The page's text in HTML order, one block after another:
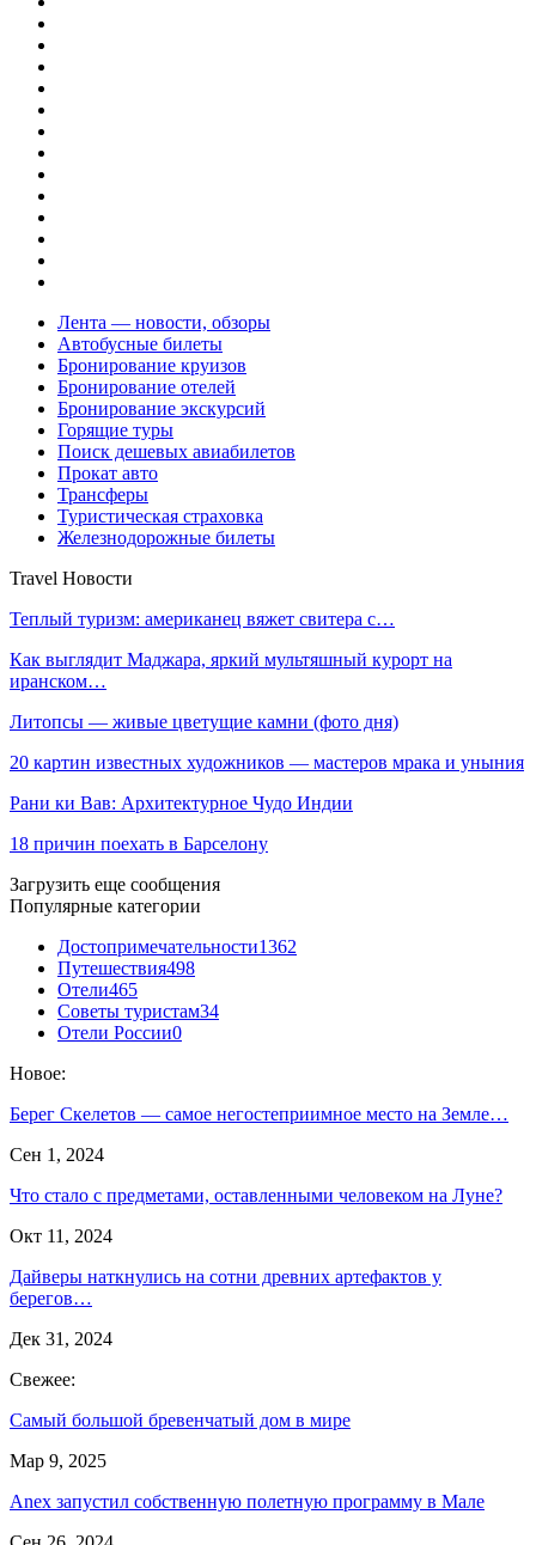
Лента — новости, обзоры
Автобусные билеты
Бронирование круизов
Бронирование отелей
Бронирование экскурсий
Горящие туры
Поиск дешевых авиабилетов
Прокат авто
Трансферы
Туристическая страховка
Железнодорожные билеты
Travel Новости
Теплый туризм: американец вяжет свитера с…
Как выглядит Маджара, яркий мультяшный курорт на
иранском…
Литопсы — живые цветущие камни (фото дня)
20 картин известных художников — мастеров мрака и уныния
Рани ки Вав: Архитектурное Чудо Индии
18 причин поехать в Барселону
Загрузить еще сообщения
Популярные категории
Достопримечательности1362
Путешествия498
Отели465
Советы туристам34
Отели России0
Новое:
Берег Скелетов — самое негостеприимное место на Земле…
Сен 1, 2024
Что стало с предметами, оставленными человеком на Луне?
Окт 11, 2024
Дайверы наткнулись на сотни древних артефактов у
берегов…
Дек 31, 2024
Свежее:
Самый большой бревенчатый дом в мире
Мар 9, 2025
Anex запустил собственную полетную программу в Мале